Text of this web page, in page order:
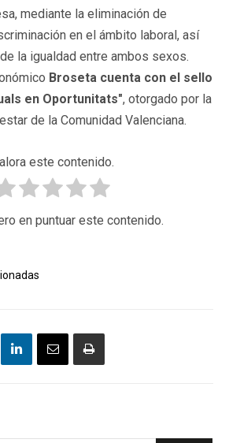
mediante la eliminación de
en el ámbito laboral, así
la igualdad entre ambos sexos.
Broseta cuenta con el sello
en Oportunitats", otorgado por la
de la Comunidad Valenciana.
este contenido.
en puntuar este contenido.